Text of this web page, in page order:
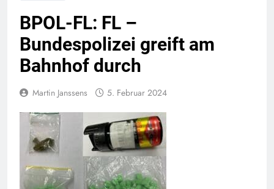
BPOL-FL: FL –
Bundespolizei greift am
Bahnhof durch
Martin Janssens 5. Februar 2024